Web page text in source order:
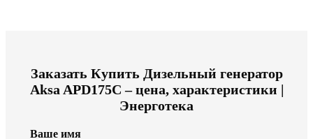
Заказать Купить Дизельный генератор
Aksa APD175C – цена, характеристики |
Энерготека
Ваше имя